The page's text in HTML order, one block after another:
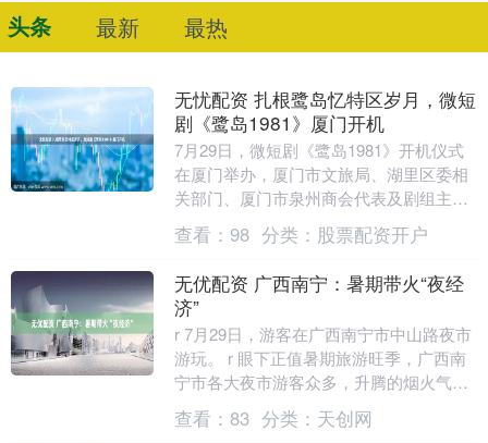
头条 最新 最热
无忧配资 扎根鹭岛忆特区岁月，微短
剧《鹭岛1981》厦门开机
7月29日，微短剧《鹭岛1981》开机仪式
在厦门举办，厦门市文旅局、湖里区委相
关部门、厦门市泉州商会代表及剧组主创
齐聚现场，共同见证这部讲述厦门特区奋
斗岁月、联....
查看： 98 分类： 股票配资开户
无优配资 广西南宁：暑期带火“夜经
济”
r 7月29日，游客在广西南宁市中山路夜市
游玩。 r 眼下正值暑期旅游旺季，广西南
宁市各大夜市游客众多，升腾的烟火气点
燃了游客的游玩消费热情，助推当地夏日
夜经济....
查看： 83 分类： 天创网